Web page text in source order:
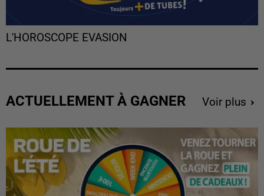
L'HOROSCOPE EVASION
ACTUELLEMENT À GAGNER Voir plus